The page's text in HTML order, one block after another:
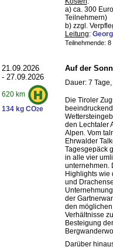
a) ca. 300
Teilnehmern)
b) zzgl.
Leitung:
Teilnehmende:
21.09.2026
- 27.09.2026
620 km
134 kg CO2e
Auf der
Dauer: 7
Die Tiroler
den Lechtaler
Alpen. Vom
Ehrwalder
Tagesgepäck
in alle vier
unternehmen.
Highlights wie
und
der
den
Verhältnisse
Besteigung
Darüber